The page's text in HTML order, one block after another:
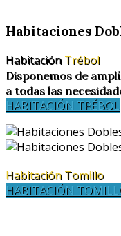
Habitaciones
Habitación Trébol
Disponemos de
a todas las
HABITACIÓN TRÉBOL
Habitación Tomillo
HABITACIÓN